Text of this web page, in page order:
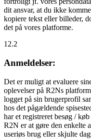
dit ansvar, at du ikke
kopiere tekst eller billeder,
det på vores platforme.
12.2
Anmeldelser:
Det er muligt at evaluere
oplevelser på R2Ns
logget på sin brugerprofil
hos det pågældende
har et registreret besøg /
R2N er at gøre den enkelte
useriøs brug eller skjulte